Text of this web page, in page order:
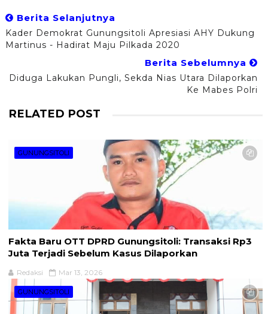
Berita Selanjutnya
Kader Demokrat Gunungsitoli Apresiasi AHY Dukung
Martinus - Hadirat Maju Pilkada 2020
Berita Sebelumnya
Diduga Lakukan Pungli, Sekda Nias Utara Dilaporkan
Ke Mabes Polri
RELATED POST
GUNUNGSITOLI
Fakta Baru OTT DPRD Gunungsitoli: Transaksi Rp3
Juta Terjadi Sebelum Kasus Dilaporkan
Redaksi Mar 13, 2026
GUNUNGSITOLI